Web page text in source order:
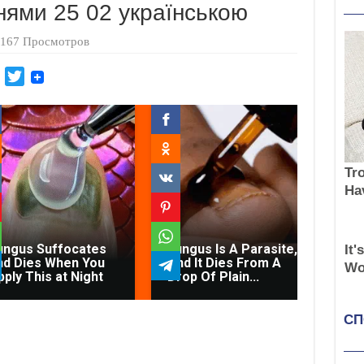
25 02 українською
167 Просмотров
M
R
T
i
t
t
e
r
Suffocates
Dies When You
This at Night
Fungus Is A Parasite,
And It Dies From A
Drop Of Plain...